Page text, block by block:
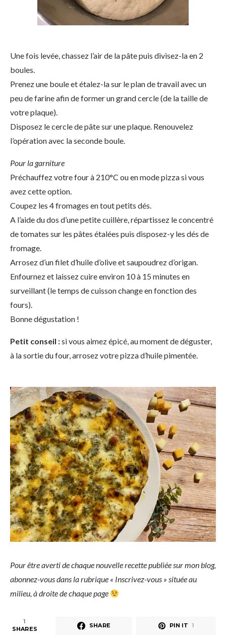
Une fois levée, chassez l’air de la pâte puis divisez-la en 2
boules.
Prenez une boule et étalez-la sur le plan de travail avec un
peu de farine afin de former un grand cercle (de la taille de
votre plaque).
Disposez le cercle de pâte sur une plaque. Renouvelez
l’opération avec la seconde boule.
Pour la garniture
Préchauffez votre four à 210°C ou en mode pizza si vous
avez cette option.
Coupez les 4 fromages en tout petits dés.
A l’aide du dos d’une petite cuillère, répartissez le concentré
de tomates sur les pâtes étalées puis disposez-y les dés de
fromage.
Arrosez d’un filet d’huile d’olive et saupoudrez d’origan.
Enfournez et laissez cuire environ 10 à 15 minutes en
surveillant (le temps de cuisson change en fonction des
fours).
Bonne dégustation !
Petit conseil :si vous aimez épicé, au moment de déguster,
à la sortie du four, arrosez votre pizza d’huile pimentée.
Pour être averti de chaque nouvelle recette publiée sur mon blog,
abonnez-vous dans la rubrique « Inscrivez-vous » située au
milieu, à droite de chaque page
1
SHARES SHARE PIN IT 1